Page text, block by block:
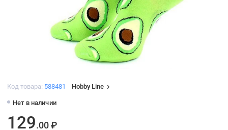
Код товара: 588481 Hobby Line
Нет в наличии
129.00 ₽